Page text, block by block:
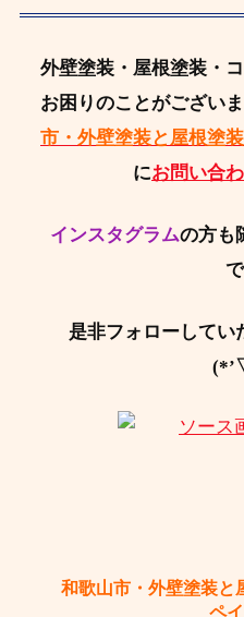
外壁塗装・屋根塗装・
お困りのことがござい
市・外壁塗装と屋根塗
にお問い合
インスタグラムの方も
で
是非フォローしてい
和歌山市・外壁塗装と
ペ